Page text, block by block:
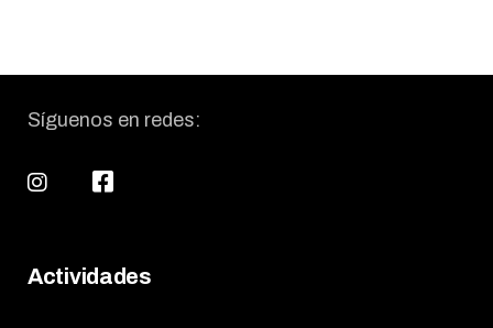
Síguenos en redes:
Actividades